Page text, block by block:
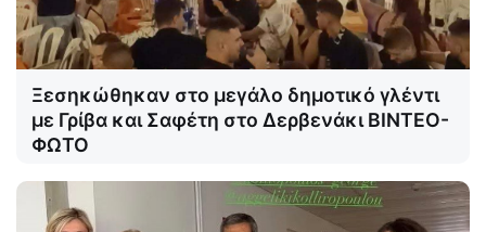
Ξεσηκώθηκαν στο μεγάλο δημοτικό γλέντι
με Γρίβα και Σαφέτη στο Δερβενάκι ΒΙΝΤΕΟ-
ΦΩΤΟ